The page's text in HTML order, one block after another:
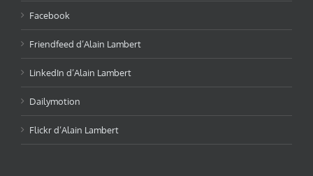
Facebook
Friendfeed d’Alain Lambert
LinkedIn d’Alain Lambert
Dailymotion
Flickr d’Alain Lambert